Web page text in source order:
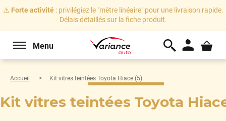
⚠️ Forte activité: privilégiez le "mètre linéaire" pour une livraison rapide.
Délais détaillés sur la fiche produit.
Menu
Accueil Kit vitres teintées Toyota Hiace (5)
Kit vitres teintées Toyota